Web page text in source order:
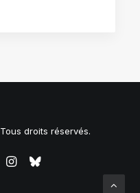
droits réservés.